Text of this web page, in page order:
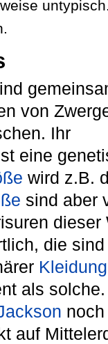
von
Ihr
eine
wird z.B.
sind aber
die
Kleidung
als
auf